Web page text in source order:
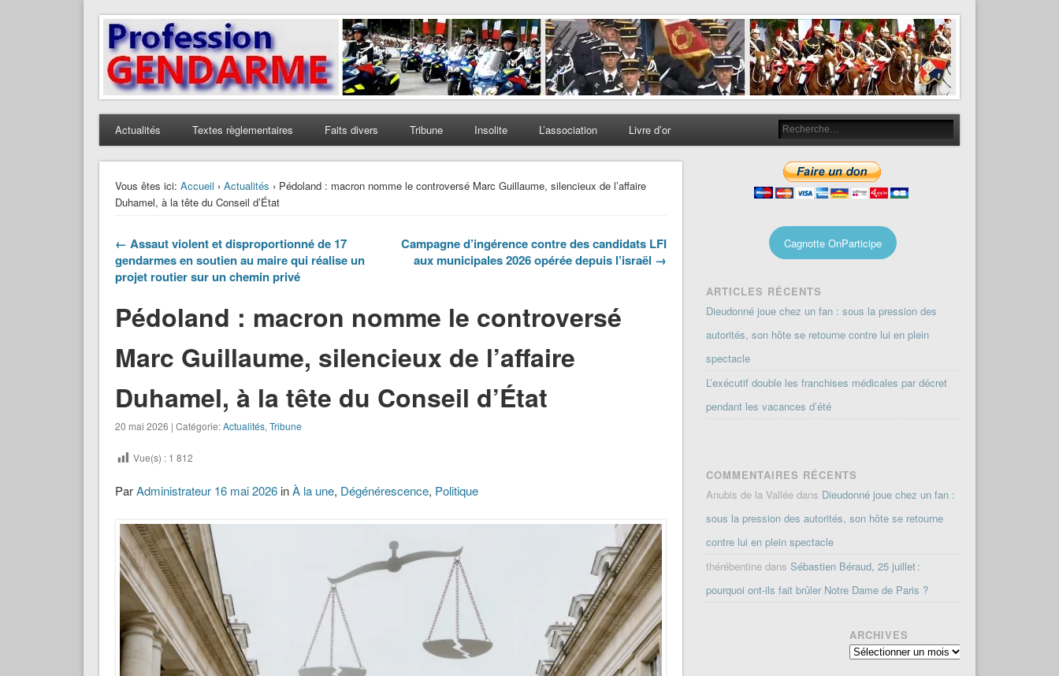
Profession Gendarme
Le journal des gendarmes
Actualités Textes règlementaires Faits divers Tribune Insolite L’association Livre d’or
Vous êtes ici: Accueil › Actualités › Pédoland : macron nomme le controversé Marc Guillaume, silencieux de l’affaire
Duhamel, à la tête du Conseil d’État
← Assaut violent et disproportionné de 17
gendarmes en soutien au maire qui réalise un
projet routier sur un chemin privé
Campagne d’ingérence contre des candidats LFI
aux municipales 2026 opérée depuis l’israël →
Pédoland : macron nomme le controversé
Marc Guillaume, silencieux de l’affaire
Duhamel, à la tête du Conseil d’État
20 mai 2026 | Catégorie:Actualités, Tribune
Vue(s) : 1 812
ParAdministrateur 16 mai 2026inÀ la une, Dégénérescence, Politique
Cagnotte OnParticipe
ARTICLES RÉCENTS
Dieudonné joue chez un fan : sous la pression des
autorités, son hôte se retourne contre lui en plein
spectacle
L’exécutif double les franchises médicales par décret
pendant les vacances d’été
COMMENTAIRES RÉCENTS
Anubis de la Vallée dans Dieudonné joue chez un fan :
sous la pression des autorités, son hôte se retourne
contre lui en plein spectacle
thérébentine dansSébastien Béraud, 25 juillet :
pourquoi ont-ils fait brûler Notre Dame de Paris ?
ARCHIVES
Archives